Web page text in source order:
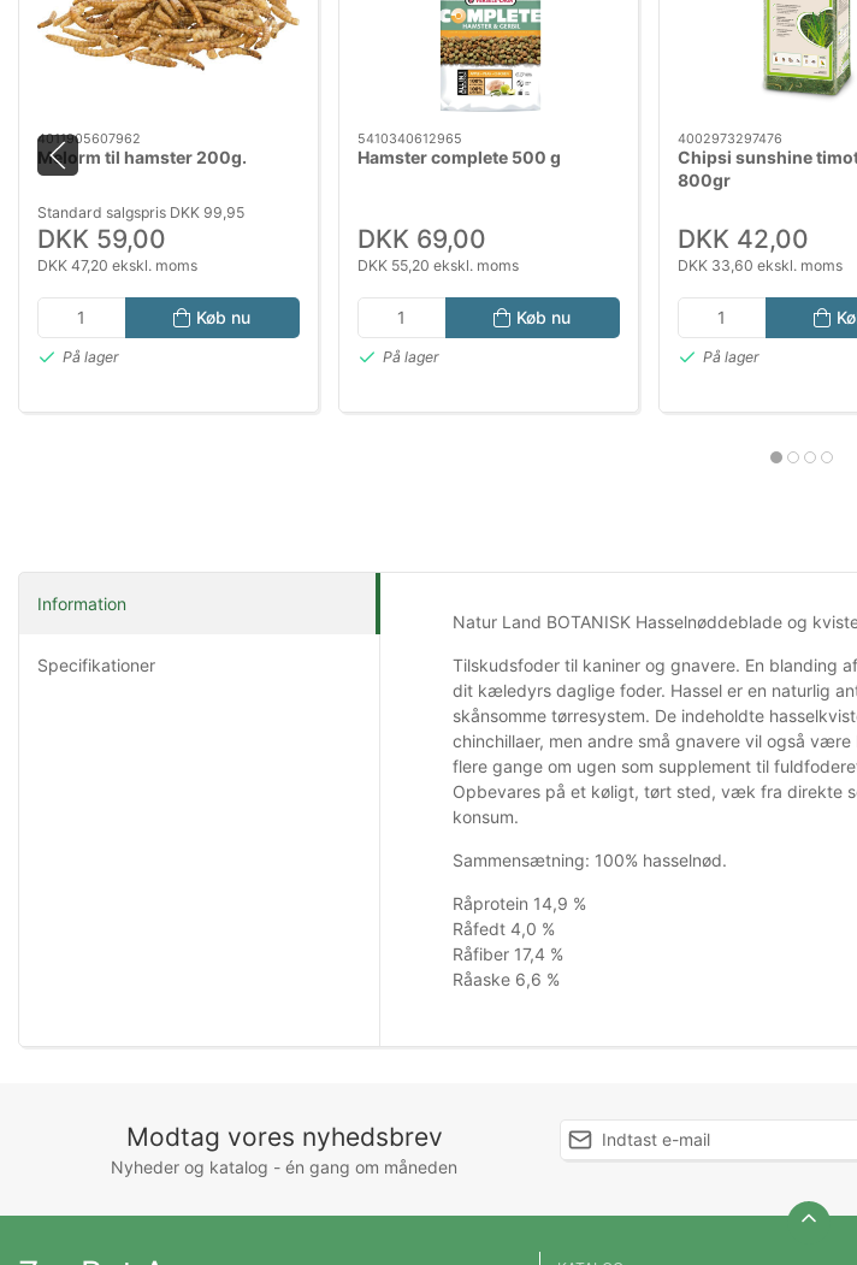
4011905607962
Melorm til hamster 200g.
Standard salgspris DKK 99,95
DKK 59,00
DKK 47,20 ekskl. moms
Køb nu
På lager
5410340612965
Hamster complete 500 g
DKK 69,00
DKK 55,20 ekskl. moms
Køb nu
På lager
4002973297476
Chipsi sunshine
800gr
DKK 42,00
DKK 33,60 ekskl. moms
På lager
Information
Specifikationer
Natur Land BOTANISK Hasselnøddeblade og
Tilskudsfoder til kaniner og gnavere. En blanding
dit kæledyrs daglige foder. Hassel er en naturlig
skånsomme tørresystem. De indeholdte
chinchillaer, men andre små gnavere vil også
flere gange om ugen som supplement til
Opbevares på et køligt, tørt sted, væk fra direkte
konsum.
Sammensætning: 100% hasselnød.
Råprotein 14,9 %
Råfedt 4,0 %
Råfiber 17,4 %
Råaske 6,6 %
Modtag vores nyhedsbrev
Nyheder og katalog - én gang om måneden